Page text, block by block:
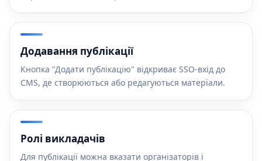
Додавання публікації
Кнопка "Додати публікацію" відкриває SSO-вхід до
CMS, де створюються або редагуються матеріали.
Ролі викладачів
Для публікації можна вказати організаторів і